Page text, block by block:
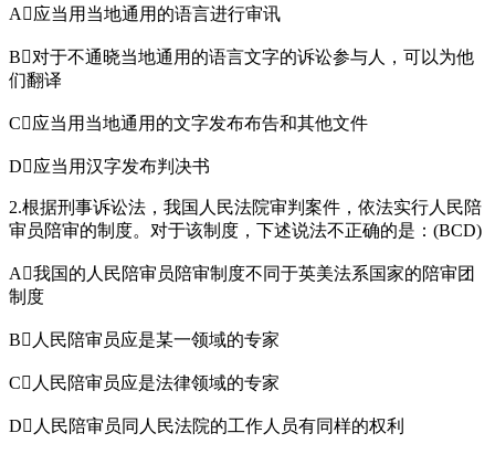
A应当用当地通用的语言进行审讯
B对于不通晓当地通用的语言文字的诉讼参与人，可以为他
们翻译
C应当用当地通用的文字发布布告和其他文件
D应当用汉字发布判决书
2.根据刑事诉讼法，我国人民法院审判案件，依法实行人民陪
审员陪审的制度。对于该制度，下述说法不正确的是：(BCD)
A我国的人民陪审员陪审制度不同于英美法系国家的陪审团
制度
B人民陪审员应是某一领域的专家
C人民陪审员应是法律领域的专家
D人民陪审员同人民法院的工作人员有同样的权利